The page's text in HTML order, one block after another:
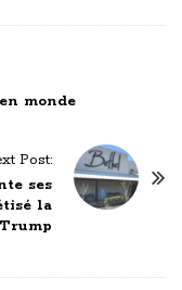
monde
Post:
ses
la